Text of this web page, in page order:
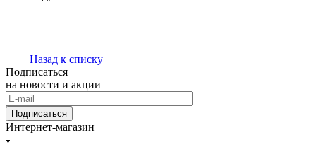
Назад к списку
Подписаться
на новости и акции
Подписаться
Интернет-магазин